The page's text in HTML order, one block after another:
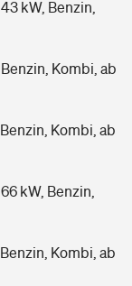
kW, Benzin,
Kombi, ab
Kombi, ab
kW, Benzin,
Kombi, ab